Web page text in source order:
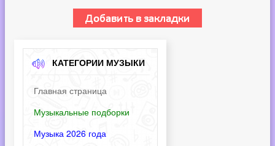
КАТЕГОРИИ МУЗЫКИ
Главная страница
Музыкальные подборки
Музыка 2026 года